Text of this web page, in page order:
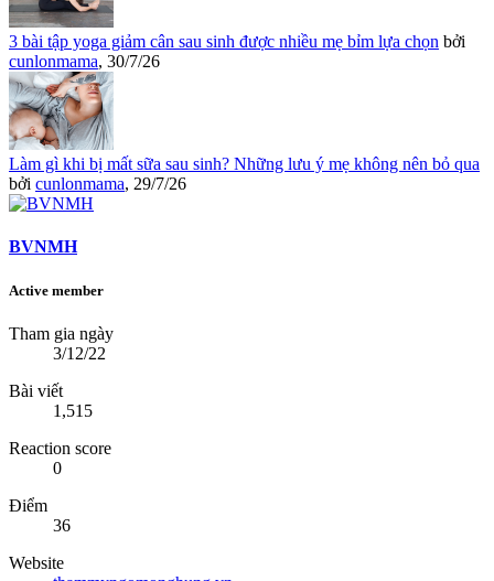
3 bài tập yoga giảm cân sau sinh được nhiều mẹ bỉm lựa chọn bởi
cunlonmama, 30/7/26
Làm gì khi bị mất sữa sau sinh? Những lưu ý mẹ không nên bỏ qua
bởi cunlonmama, 29/7/26
BVNMH
Active member
Tham gia ngày
3/12/22
Bài viết
1,515
Reaction score
0
Điểm
36
Website